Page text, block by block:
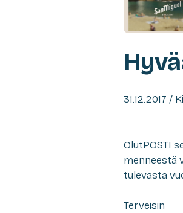
31.12.2017
OlutPOSTI
menneestä
tulevasta
Terveisin